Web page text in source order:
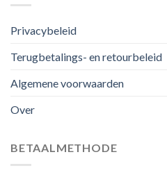
Privacybeleid
Terugbetalings- en retourbeleid
Algemene voorwaarden
Over
BETAALMETHODE